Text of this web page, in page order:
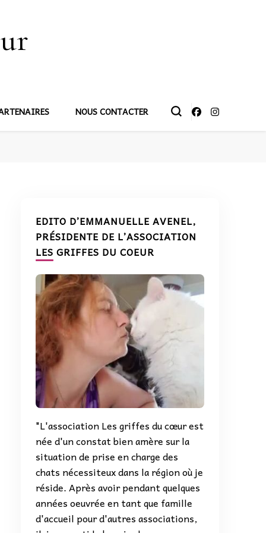
NOUS CONTACTER
EDITO D’EMMANUELLE AVENEL,
PRÉSIDENTE DE L’ASSOCIATION
LES GRIFFES DU COEUR
"L'association Les griffes du cœur est
née d'un constat bien amère sur la
situation de prise en charge des
chats nécessiteux dans la région où je
réside. Après avoir pendant quelques
années oeuvrée en tant que famille
d'accueil pour d'autres associations,